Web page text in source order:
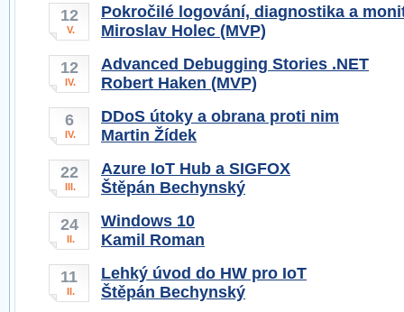
12
V.
Pokročilé logování, diagnostika a
Miroslav Holec (MVP)
12
IV.
Advanced Debugging Stories .NET
Robert Haken (MVP)
6
IV.
DDoS útoky a obrana proti nim
Martin Žídek
22
III.
Azure IoT Hub a SIGFOX
Štěpán Bechynský
24
II.
Windows 10
Kamil Roman
11
II.
Lehký úvod do HW pro IoT
Štěpán Bechynský